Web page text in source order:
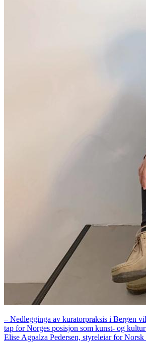
– Nedlegginga av kuratorpraksis i Bergen
tap for Norges posisjon som kunst- og
Elise Agpalza Pedersen, styreleiar for